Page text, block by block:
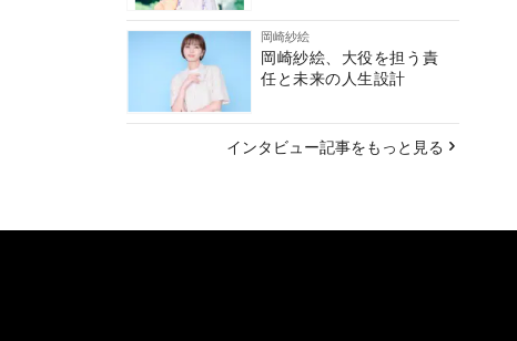
岡崎紗絵
岡崎紗絵、大役を担う責
任と未来の人生設計
インタビュー記事をもっと見る